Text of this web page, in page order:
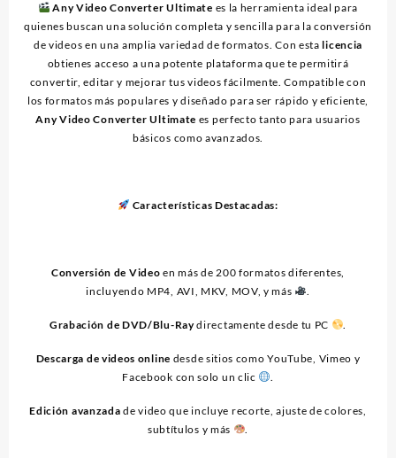
Any Video Converter Ultimate es la herramienta ideal para
quienes buscan una solución completa y sencilla para la conversión
de videos en una amplia variedad de formatos. Con estalicencia
obtienes acceso a una potente plataforma que te permitirá
convertir, editar y mejorar tus videos fácilmente. Compatible con
los formatos más populares y diseñado para ser rápido y eficiente,
Any Video Converter Ultimate es perfecto tanto para usuarios
básicos como avanzados.
Características Destacadas:
Conversión de Video en más de 200 formatos diferentes,
incluyendo MP4, AVI, MKV, MOV, y más
Grabación de DVD/Blu-Raydirectamente desde tu PC
Descarga de videos online desde sitios como YouTube, Vimeo y
Facebook con solo un clic
Edición avanzada de video que incluye recorte, ajuste de colores,
subtítulos y más